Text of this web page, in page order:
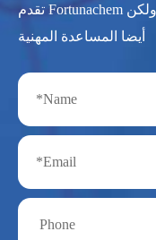
تقدم Fortunachem ليس فقط المنتجات الكيميائية المهنية ولكن
أيضا المساعدة المهنية